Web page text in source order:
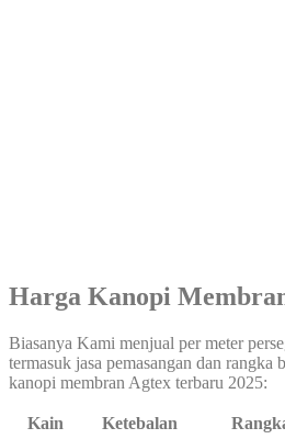
Harga Kanopi
Biasanya Kami menjual per meter
termasuk jasa pemasangan dan rangka
kanopi membran Agtex terbaru 2025:
Kain Ketebalan